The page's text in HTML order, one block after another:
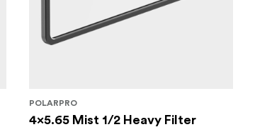
POLARPRO
4x5.65 Mist 1/2 Heavy Filter